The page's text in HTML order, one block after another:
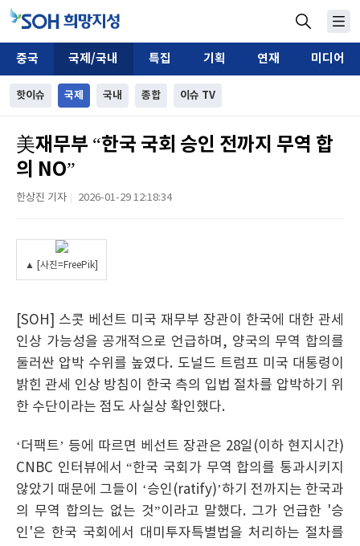
중국 국제/국내 특집 기획 연재 미디어
핫이슈 국제 국내 종합 이슈 TV
美재무부 “한국 국회 승인 전까지 무역 합
의 NO”
한상진 기자 2026-01-29 12:18:34
▲ [사진=FreePik]
[SOH] 스콧 베선트 미국 재무부 장관이 한국에 대한 관세
인상 가능성을 공개적으로 언급하며, 양국의 무역 합의를
둘러싼 압박 수위를 높였다. 도널드 트럼프 미국 대통령이
밝힌 관세 인상 방침이 한국 측의 입법 절차를 압박하기 위
한 수단이라는 점도 사실상 확인했다.
‘더팩트’ 등에 따르면 베선트 장관은 28일(이하 현지시간)
CNBC 인터뷰에서 “한국 국회가 무역 합의를 통과시키지
않았기 때문에 그들이 ‘승인(ratify)’하기 전까지는 한국과
의 무역 합의는 없는 것”이라고 말했다. 그가 언급한 '승
인'은 한국 국회에서 대미투자특별법을 처리하는 절차를